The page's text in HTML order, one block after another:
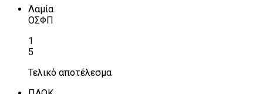
Λαμία
ΟΣΦΠ
1
5
Τελικό αποτέλεσμα